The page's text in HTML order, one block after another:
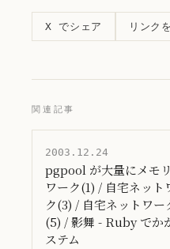
X でシェア リンク
関連記事
2003.12.24
pgpool が大量にメモ
ワーク(1) / 自宅ネッ
ク(3) / 自宅ネットワ
(5) / 影舞 - Ruby でか
ステム